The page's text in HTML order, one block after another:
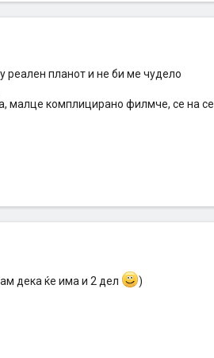
реален планот и не би ме чудело
малце комплицирано филмче, се на се
дека ќе има и 2 дел )